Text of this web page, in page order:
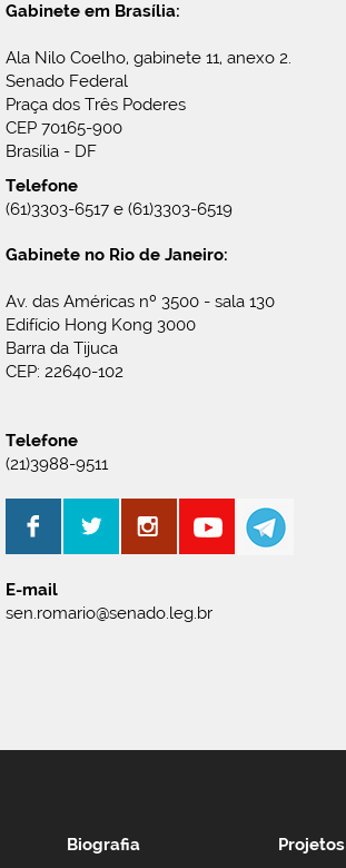
Gabinete em Brasília:
Ala Nilo Coelho, gabinete 11, anexo 2.
Senado Federal
Praça dos Três Poderes
CEP 70165-900
Brasília - DF
Telefone
(61)3303-6517 e (61)3303-6519
Gabinete no Rio de Janeiro:
Av. das Américas nº 3500 - sala 130
Edifício Hong Kong 3000
Barra da Tijuca
CEP: 22640-102
Telefone
(21)3988-9511
E-mail
sen.romario@senado.leg.br
Biografia
Projetos